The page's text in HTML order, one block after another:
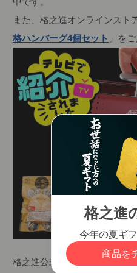
また、格之進オンラインスト
格ハンバーグ4個セット 」を
格之進公式Instagramでは、